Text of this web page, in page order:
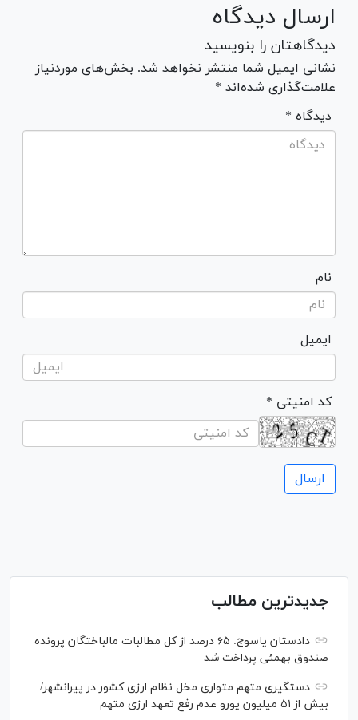
ارسال دیدگاه
دیدگاهتان را بنویسید
نشانی ایمیل شما منتشر نخواهد شد. بخش‌های موردنیاز
علامت‌گذاری شده‌اند *
* دیدگاه
نام
ایمیل
* کد امنیتی
جدیدترین مطالب
دادستان یاسوج: ۶۵ درصد از کل مطالبات مالباختگان پرونده
صندوق بهمئی پرداخت شد
دستگیری متهم متواری مخل نظام ارزی کشور در پیرانشهر/
بیش از ۵۱ میلیون یورو عدم رفع تعهد ارزی متهم